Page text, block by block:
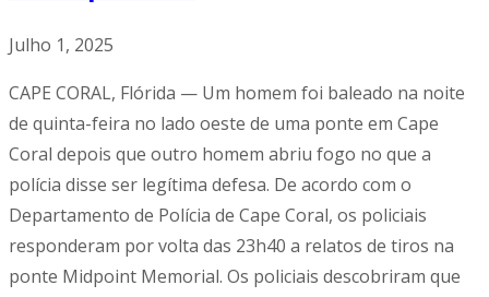
Julho 1, 2025
CAPE CORAL, Flórida — Um homem foi baleado na noite
de quinta-feira no lado oeste de uma ponte em Cape
Coral depois que outro homem abriu fogo no que a
polícia disse ser legítima defesa. De acordo com o
Departamento de Polícia de Cape Coral, os policiais
responderam por volta das 23h40 a relatos de tiros na
ponte Midpoint Memorial. Os policiais descobriram que